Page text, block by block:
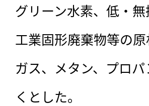
グリーン水素、低・
工業固形廃棄物等の
ガス、メタン、プロ
くとした。